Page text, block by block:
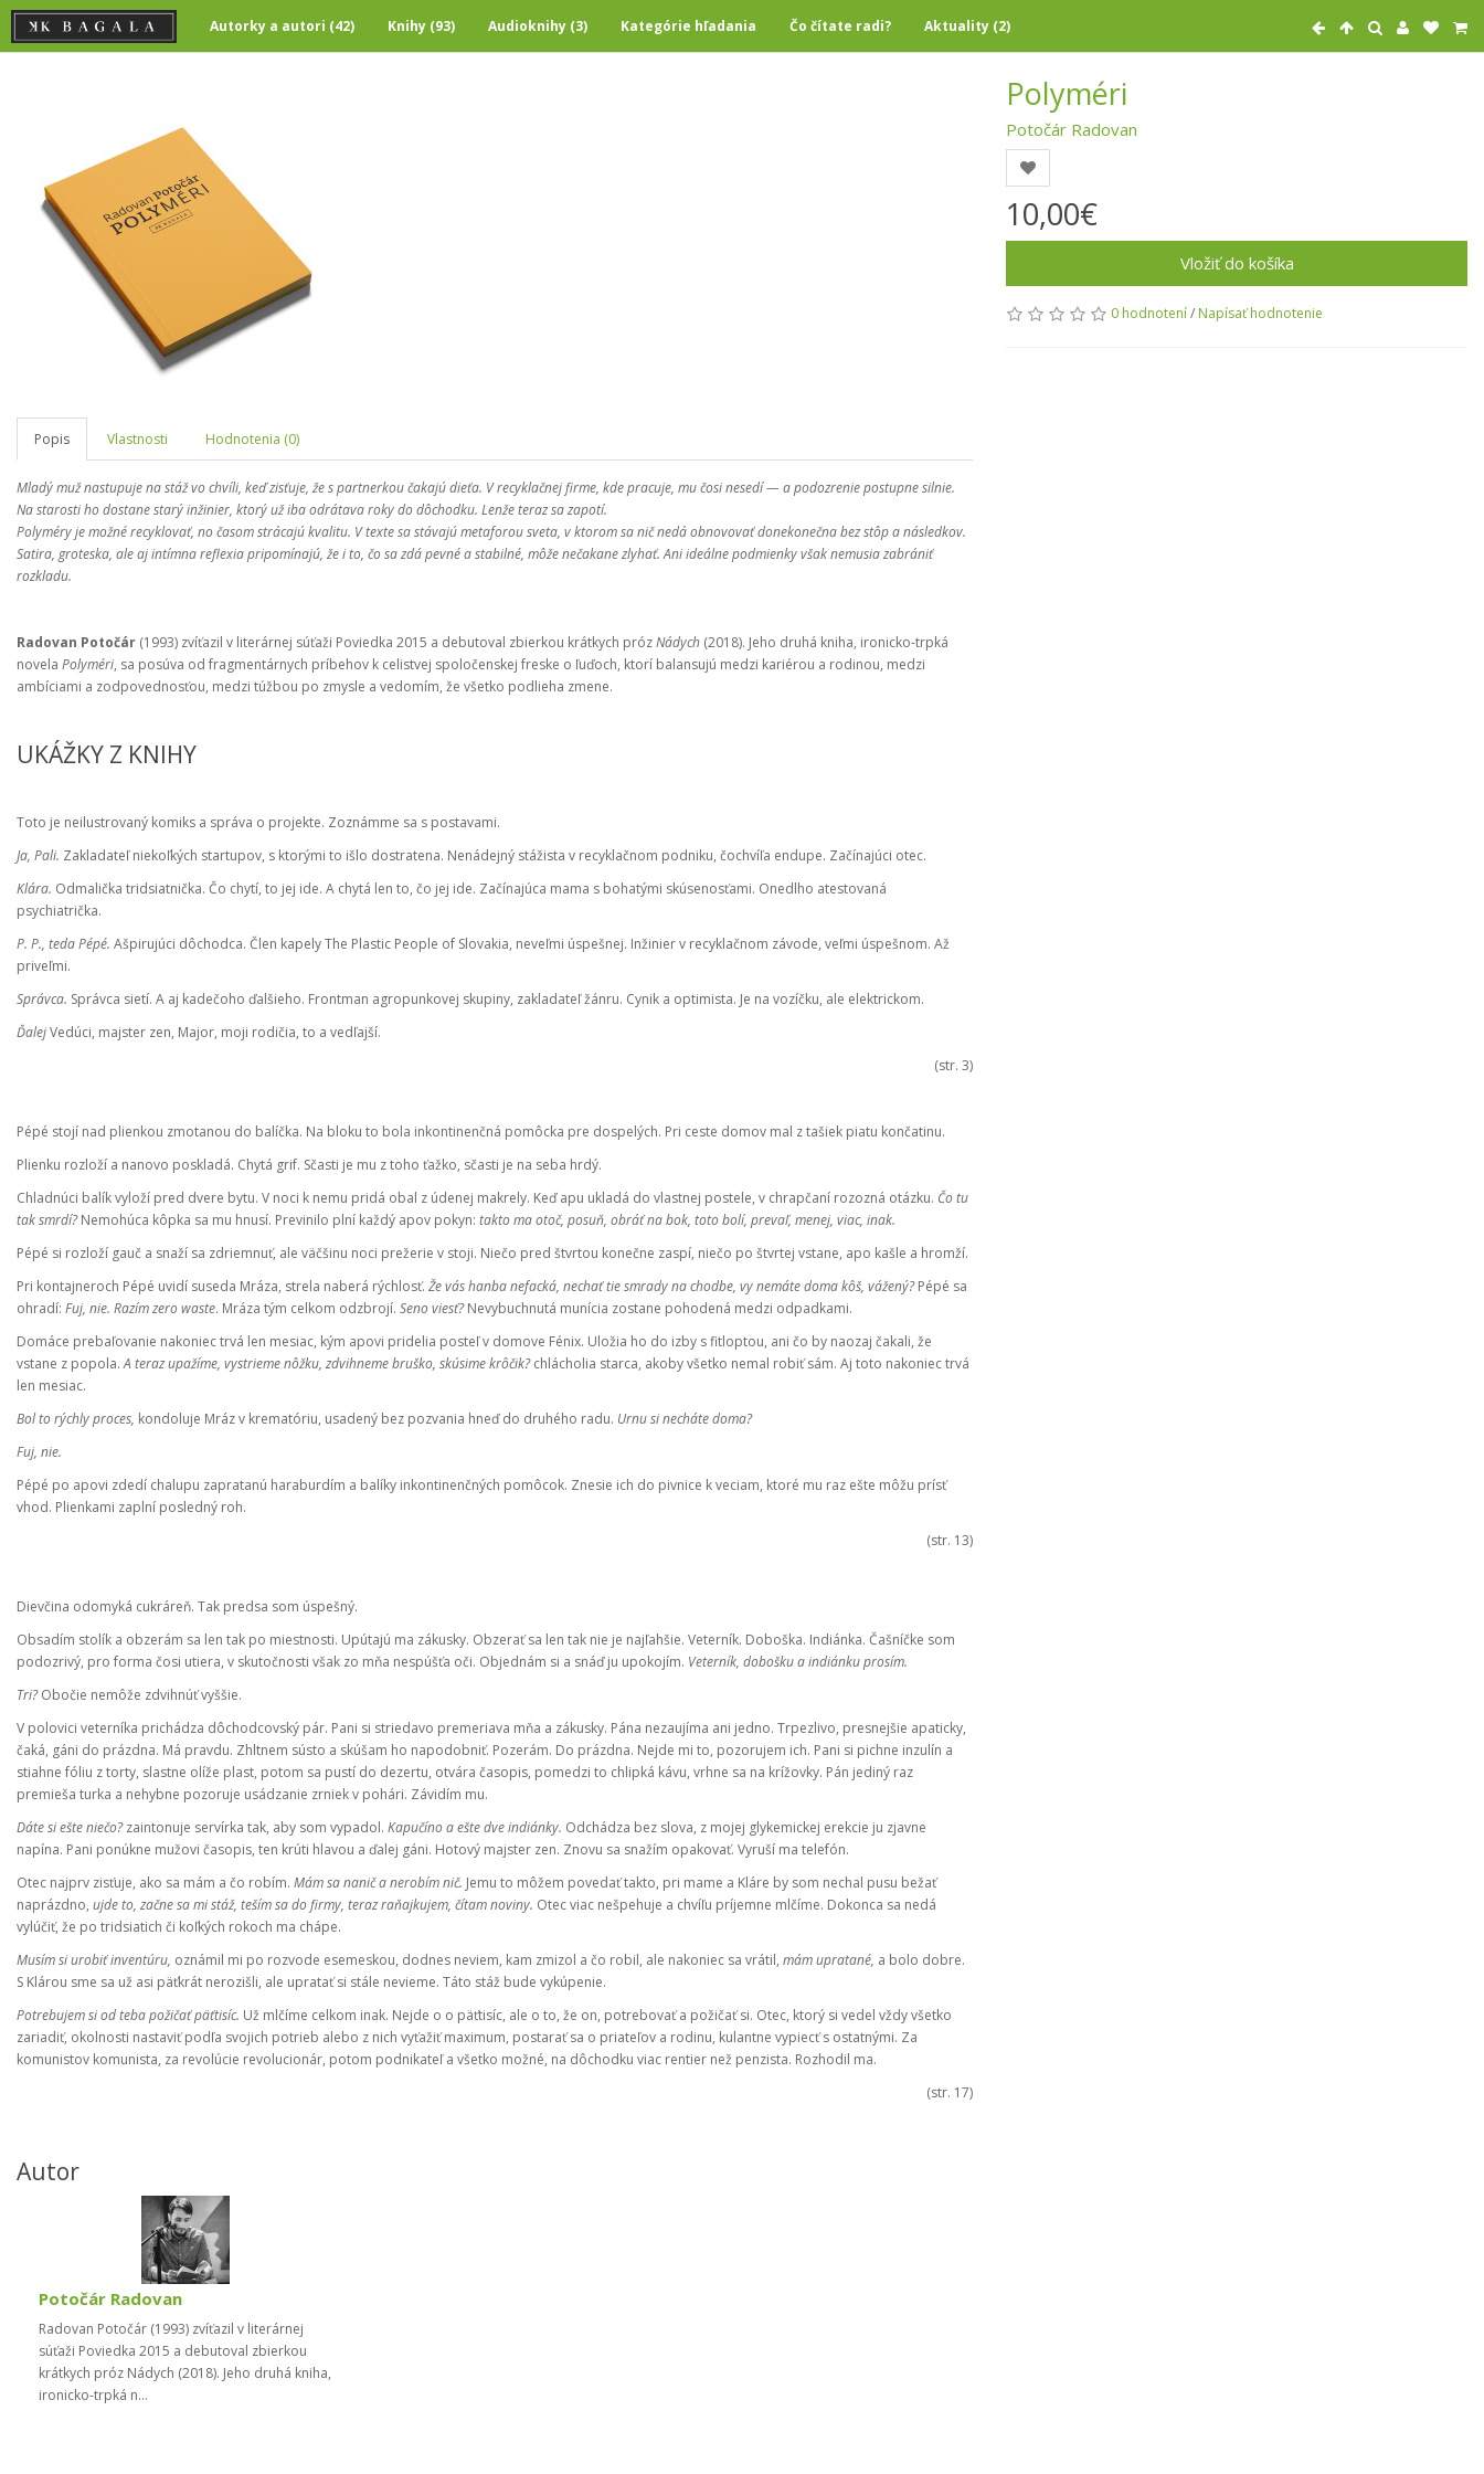
Autorky a autori (42) Knihy (93) Audioknihy (3) Kategórie hľadania Čo čítate radi? Aktuality (2)
Popis Vlastnosti Hodnotenia (0)
Mladý muž nastupuje na stáž vo chvíli, keď zisťuje, že s partnerkou čakajú dieťa. V recyklačnej firme, kde pracuje, mu čosi nesedí — a podozrenie postupne silnie.
Na starosti ho dostane starý inžinier, ktorý už iba odrátava roky do dôchodku. Lenže teraz sa zapotí.
Polyméry je možné recyklovať, no časom strácajú kvalitu. V texte sa stávajú metaforou sveta, v ktorom sa nič nedá obnovovať donekonečna bez stôp a následkov.
Satira, groteska, ale aj intímna reflexia pripomínajú, že i to, čo sa zdá pevné a stabilné, môže nečakane zlyhať. Ani ideálne podmienky však nemusia zabrániť
rozkladu.
Radovan Potočár (1993) zvíťazil v literárnej súťaži Poviedka 2015 a debutoval zbierkou krátkych prózNádych (2018). Jeho druhá kniha, ironicko-trpká
novela Polyméri, sa posúva od fragmentárnych príbehov k celistvej spoločenskej freske o ľuďoch, ktorí balansujú medzi kariérou a rodinou, medzi
ambíciami a zodpovednosťou, medzi túžbou po zmysle a vedomím, že všetko podlieha zmene.
UKÁŽKY Z KNIHY
Toto je neilustrovaný komiks a správa o projekte. Zoznámme sa s postavami.
Ja, Pali. Zakladateľ niekoľkých startupov, s ktorými to išlo dostratena. Nenádejný stážista v recyklačnom podniku, čochvíľa endupe. Začínajúci otec.
Klára. Odmalička tridsiatnička. Čo chytí, to jej ide. A chytá len to, čo jej ide. Začínajúca mama s bohatými skúsenosťami. Onedlho atestovaná
psychiatrička.
P. P., teda Pépé. Ašpirujúci dôchodca. Člen kapely The Plastic People of Slovakia, neveľmi úspešnej. Inžinier v recyklačnom závode, veľmi úspešnom. Až
priveľmi.
Správca. Správca sietí. A aj kadečoho ďalšieho. Frontman agropunkovej skupiny, zakladateľ žánru. Cynik a optimista. Je na vozíčku, ale elektrickom.
ĎalejVedúci, majster zen, Major, moji rodičia, to a vedľajší.
(str. 3)
Pépé stojí nad plienkou zmotanou do balíčka. Na bloku to bola inkontinenčná pomôcka pre dospelých. Pri ceste domov mal z tašiek piatu končatinu.
Plienku rozloží a nanovo poskladá. Chytá grif. Sčasti je mu z toho ťažko, sčasti je na seba hrdý.
Chladnúci balík vyloží pred dvere bytu. V noci k nemu pridá obal z údenej makrely. Keď apu ukladá do vlastnej postele, v chrapčaní rozozná otázku. Čo tu
tak smrdí?Nemohúca kôpka sa mu hnusí. Previnilo plní každý apov pokyn: takto ma otoč, posuň, obráť na bok, toto bolí, prevaľ, menej, viac, inak.
Pépé si rozloží gauč a snaží sa zdriemnuť, ale väčšinu noci prežerie v stoji. Niečo pred štvrtou konečne zaspí, niečo po štvrtej vstane, apo kašle a hromží.
Pri kontajneroch Pépé uvidí suseda Mráza, strela naberá rýchlosť. Že vás hanba nefacká, nechať tie smrady na chodbe, vy nemáte doma kôš, vážený?Pépé sa
ohradí: Fuj, nie. Razím zero waste. Mráza tým celkom odzbrojí. Seno viesť?Nevybuchnutá munícia zostane pohodená medzi odpadkami.
Domáce prebaľovanie nakoniec trvá len mesiac, kým apovi pridelia posteľ v domove Fénix. Uložia ho do izby s fitloptou, ani čo by naozaj čakali, že
vstane z popola.A teraz upažíme, vystrieme nôžku, zdvihneme bruško, skúsime krôčik?chlácholia starca, akoby všetko nemal robiť sám. Aj toto nakoniec trvá
len mesiac.
Bol to rýchly proces, kondoluje Mráz v krematóriu, usadený bez pozvania hneď do druhého radu. Urnu si necháte doma?
Fuj, nie.
Pépé po apovi zdedí chalupu zapratanú haraburdím a balíky inkontinenčných pomôcok. Znesie ich do pivnice k veciam, ktoré mu raz ešte môžu prísť
vhod. Plienkami zaplní posledný roh.
(str. 13)
Dievčina odomyká cukráreň. Tak predsa som úspešný.
Obsadím stolík a obzerám sa len tak po miestnosti. Upútajú ma zákusky. Obzerať sa len tak nie je najľahšie. Veterník. Doboška. Indiánka. Čašníčke som
podozrivý, pro forma čosi utiera, v skutočnosti však zo mňa nespúšťa oči. Objednám si a snáď ju upokojím. Veterník, dobošku a indiánku prosím.
Tri?Obočie nemôže zdvihnúť vyššie.
V polovici veterníka prichádza dôchodcovský pár. Pani si striedavo premeriava mňa a zákusky. Pána nezaujíma ani jedno. Trpezlivo, presnejšie apaticky,
čaká, gáni do prázdna. Má pravdu. Zhltnem sústo a skúšam ho napodobniť. Pozerám. Do prázdna. Nejde mi to, pozorujem ich. Pani si pichne inzulín a
stiahne fóliu z torty, slastne olíže plast, potom sa pustí do dezertu, otvára časopis, pomedzi to chlipká kávu, vrhne sa na krížovky. Pán jediný raz
premieša turka a nehybne pozoruje usádzanie zrniek v pohári. Závidím mu.
Dáte si ešte niečo?zaintonuje servírka tak, aby som vypadol. Kapučíno a ešte dve indiánky. Odchádza bez slova, z mojej glykemickej erekcie ju zjavne
napína. Pani ponúkne mužovi časopis, ten krúti hlavou a ďalej gáni. Hotový majster zen. Znovu sa snažím opakovať. Vyruší ma telefón.
Otec najprv zisťuje, ako sa mám a čo robím. Mám sa nanič a nerobím nič. Jemu to môžem povedať takto, pri mame a Kláre by som nechal pusu bežať
naprázdno, ujde to, začne sa mi stáž, teším sa do firmy, teraz raňajkujem, čítam noviny. Otec viac nešpehuje a chvíľu príjemne mlčíme. Dokonca sa nedá
vylúčiť, že po tridsiatich či koľkých rokoch ma chápe.
Musím si urobiť inventúru, oznámil mi po rozvode esemeskou, dodnes neviem, kam zmizol a čo robil, ale nakoniec sa vrátil, mám upratané, a bolo dobre.
S Klárou sme sa už asi päťkrát nerozišli, ale upratať si stále nevieme. Táto stáž bude vykúpenie.
Potrebujem si od teba požičať päťtisíc. Už mlčíme celkom inak. Nejde o o päťtisíc, ale o to, že on, potrebovať a požičať si. Otec, ktorý si vedel vždy všetko
zariadiť, okolnosti nastaviť podľa svojich potrieb alebo z nich vyťažiť maximum, postarať sa o priateľov a rodinu, kulantne vypiecť s ostatnými. Za
komunistov komunista, za revolúcie revolucionár, potom podnikateľ a všetko možné, na dôchodku viac rentier než penzista. Rozhodil ma.
(str. 17)
Polyméri
Potočár Radovan
10,00€
Vložiť do košíka
0 hodnotení/ Napísať hodnotenie
Autor
Potočár Radovan
Radovan Potočár (1993) zvíťazil v literárnej
súťaži Poviedka 2015 a debutoval zbierkou
krátkych próz Nádych (2018). Jeho druhá kniha,
ironicko-trpká n...